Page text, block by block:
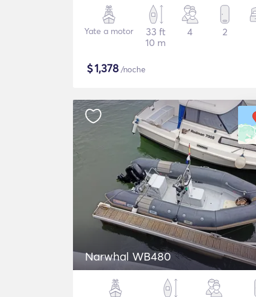
Yate a motor
33 ft
10 m
4 2
$1,378/noche
Narwhal WB480